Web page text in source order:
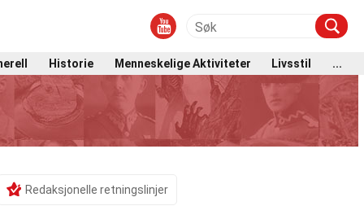
Historie Menneskelige Aktiviteter Livsstil
...
Redaksjonelle retningslinjer